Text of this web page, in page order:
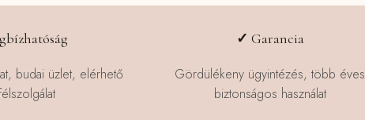
budai üzlet, elérhető
✓ Garancia
Gördülékeny ügyintézés, több éves
biztonságos használat